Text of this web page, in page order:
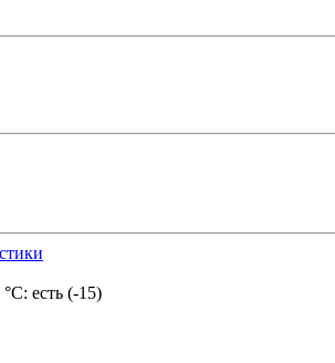
есть (-15)